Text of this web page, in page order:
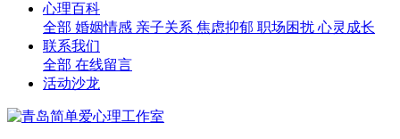
心理百科
全部 婚姻情感 亲子关系 焦虑抑郁 职场困扰 心灵成长
联系我们
全部 在线留言
活动沙龙